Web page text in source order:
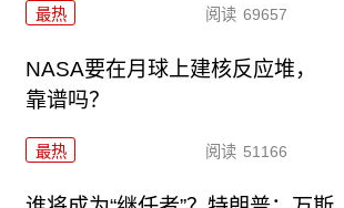
最热 阅读 69657
NASA要在月球上建核反应堆，
靠谱吗？
最热 阅读 51166